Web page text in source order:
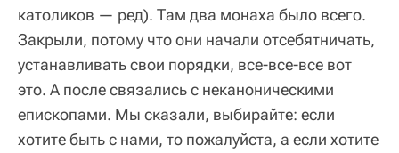
католиков — ред). Там два монаха было всего.
Закрыли, потому что они начали отсебятничать,
устанавливать свои порядки, все-все-все вот
это. А после связались с неканоническими
епископами. Мы сказали, выбирайте: если
хотите быть с нами, то пожалуйста, а если хотите